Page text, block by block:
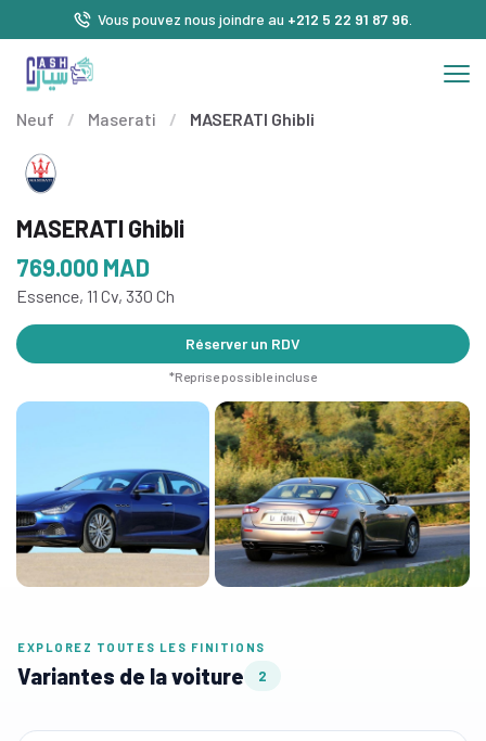
Vous pouvez nous joindre au +212 5 22 91 87 96
Neuf / Maserati / MASERATI Ghibli
MASERATI Ghibli
769.000MAD
Essence, 11 Cv, 330 Ch
Réserver un RDV
*Reprise possible incluse
EXPLOREZ TOUTES LES FINITIONS
Variantes de la voiture 2